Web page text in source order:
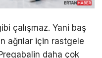
çalışmaz. Yani baş
ağrılar için rastgele
daha çok